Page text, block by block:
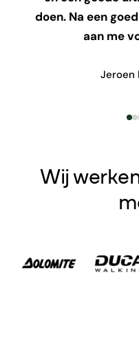
doen. Na een
aan me
Jeroen
Wij